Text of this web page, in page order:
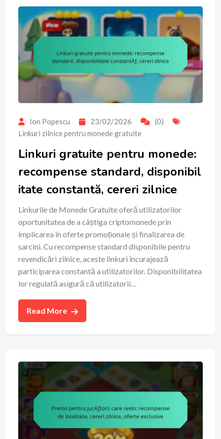
Ion Popescu 23/02/2026
(0)
Linkuri zilnice pentru monede gratuite
Linkuri gratuite pentru monede:
recompense standard, disponibil
itate constantă, cereri zilnice
Linkurile de Monede Gratuite oferă utilizatorilor
oportunitatea de a câștiga criptomonede prin
implicarea în oferte promoționale și finalizarea de
sarcini. Cu recompense standard disponibile pentru
revendicări zilnice, aceste linkuri încurajează
participarea constantă a utilizatorilor. Disponibilitatea
lor regulată asigură că utilizatorii…
Read More